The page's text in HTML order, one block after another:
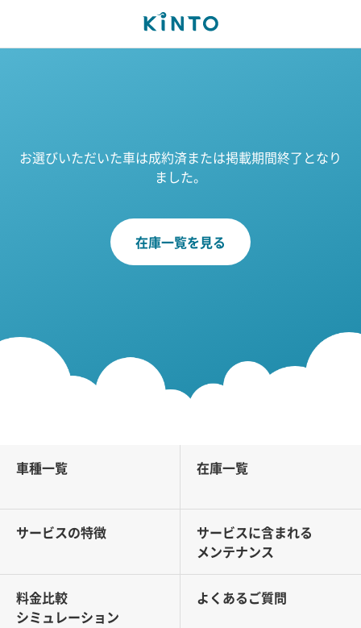
お選びいただいた車は成約済または掲載期間終了となり
ました。
在庫一覧を見る
車種一覧 在庫一覧
サービスの特徴
サービスに含まれる
メンテナンス
料金比較
シミュレーション
よくあるご質問